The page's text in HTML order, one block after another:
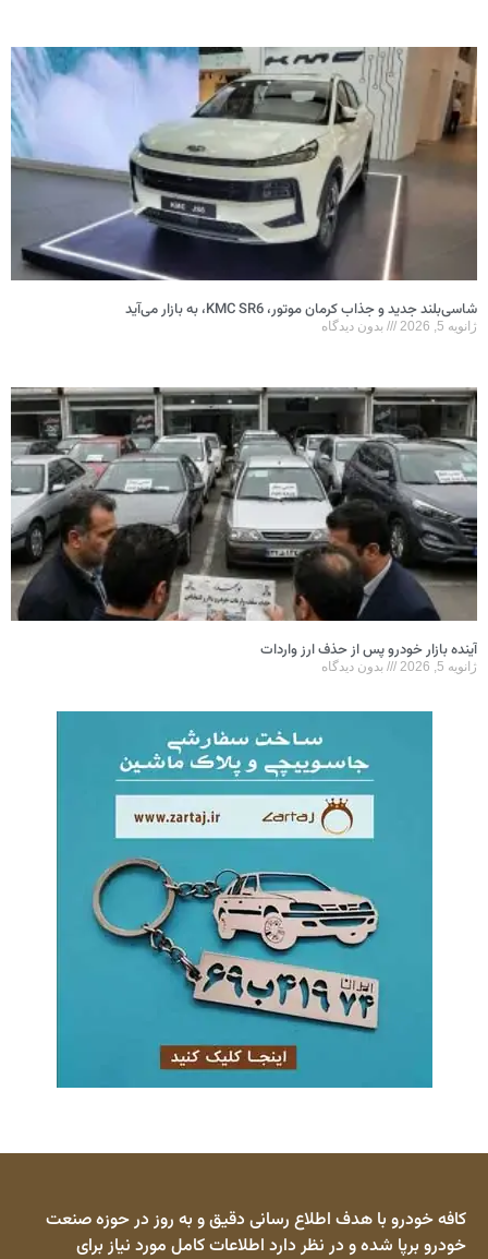
شاسی‌بلند جدید و جذاب کرمان موتور، KMC SR6، به بازار می‌آید
ژانویه 5, 2026 بدون دیدگاه
آینده بازار خودرو پس از حذف ارز واردات
ژانویه 5, 2026 بدون دیدگاه
کافه خودرو با هدف اطلاع رسانی دقیق و به روز در حوزه صنعت
خودرو برپا شده و در نظر دارد اطلاعات کامل مورد نیاز برای